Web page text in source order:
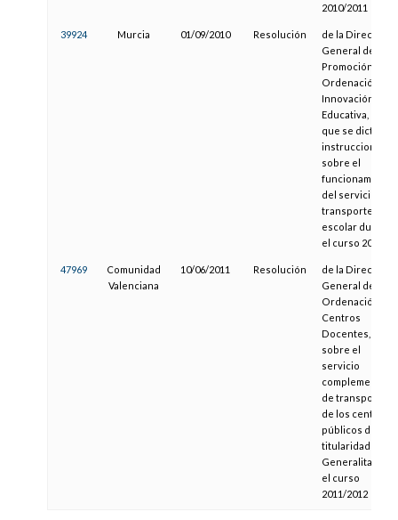
2010/2011
39924 Murcia 01/09/2010 Resolución
de la Dirección
General de
Promoción,
Ordenación e
Innovación
Educativa, por la
que se dictan
instrucciones
sobre el
funcionamiento
del servicio de
transporte
escolar durante
el curso 2010-11
47969
Comunidad
Valenciana
10/06/2011 Resolución
de la Dirección
General de
Ordenación y
Centros
Docentes,
sobre el
servicio
complementario
de transporte
de los centros
públicos de
titularidad de la
Generalitat para
el curso
2011/2012